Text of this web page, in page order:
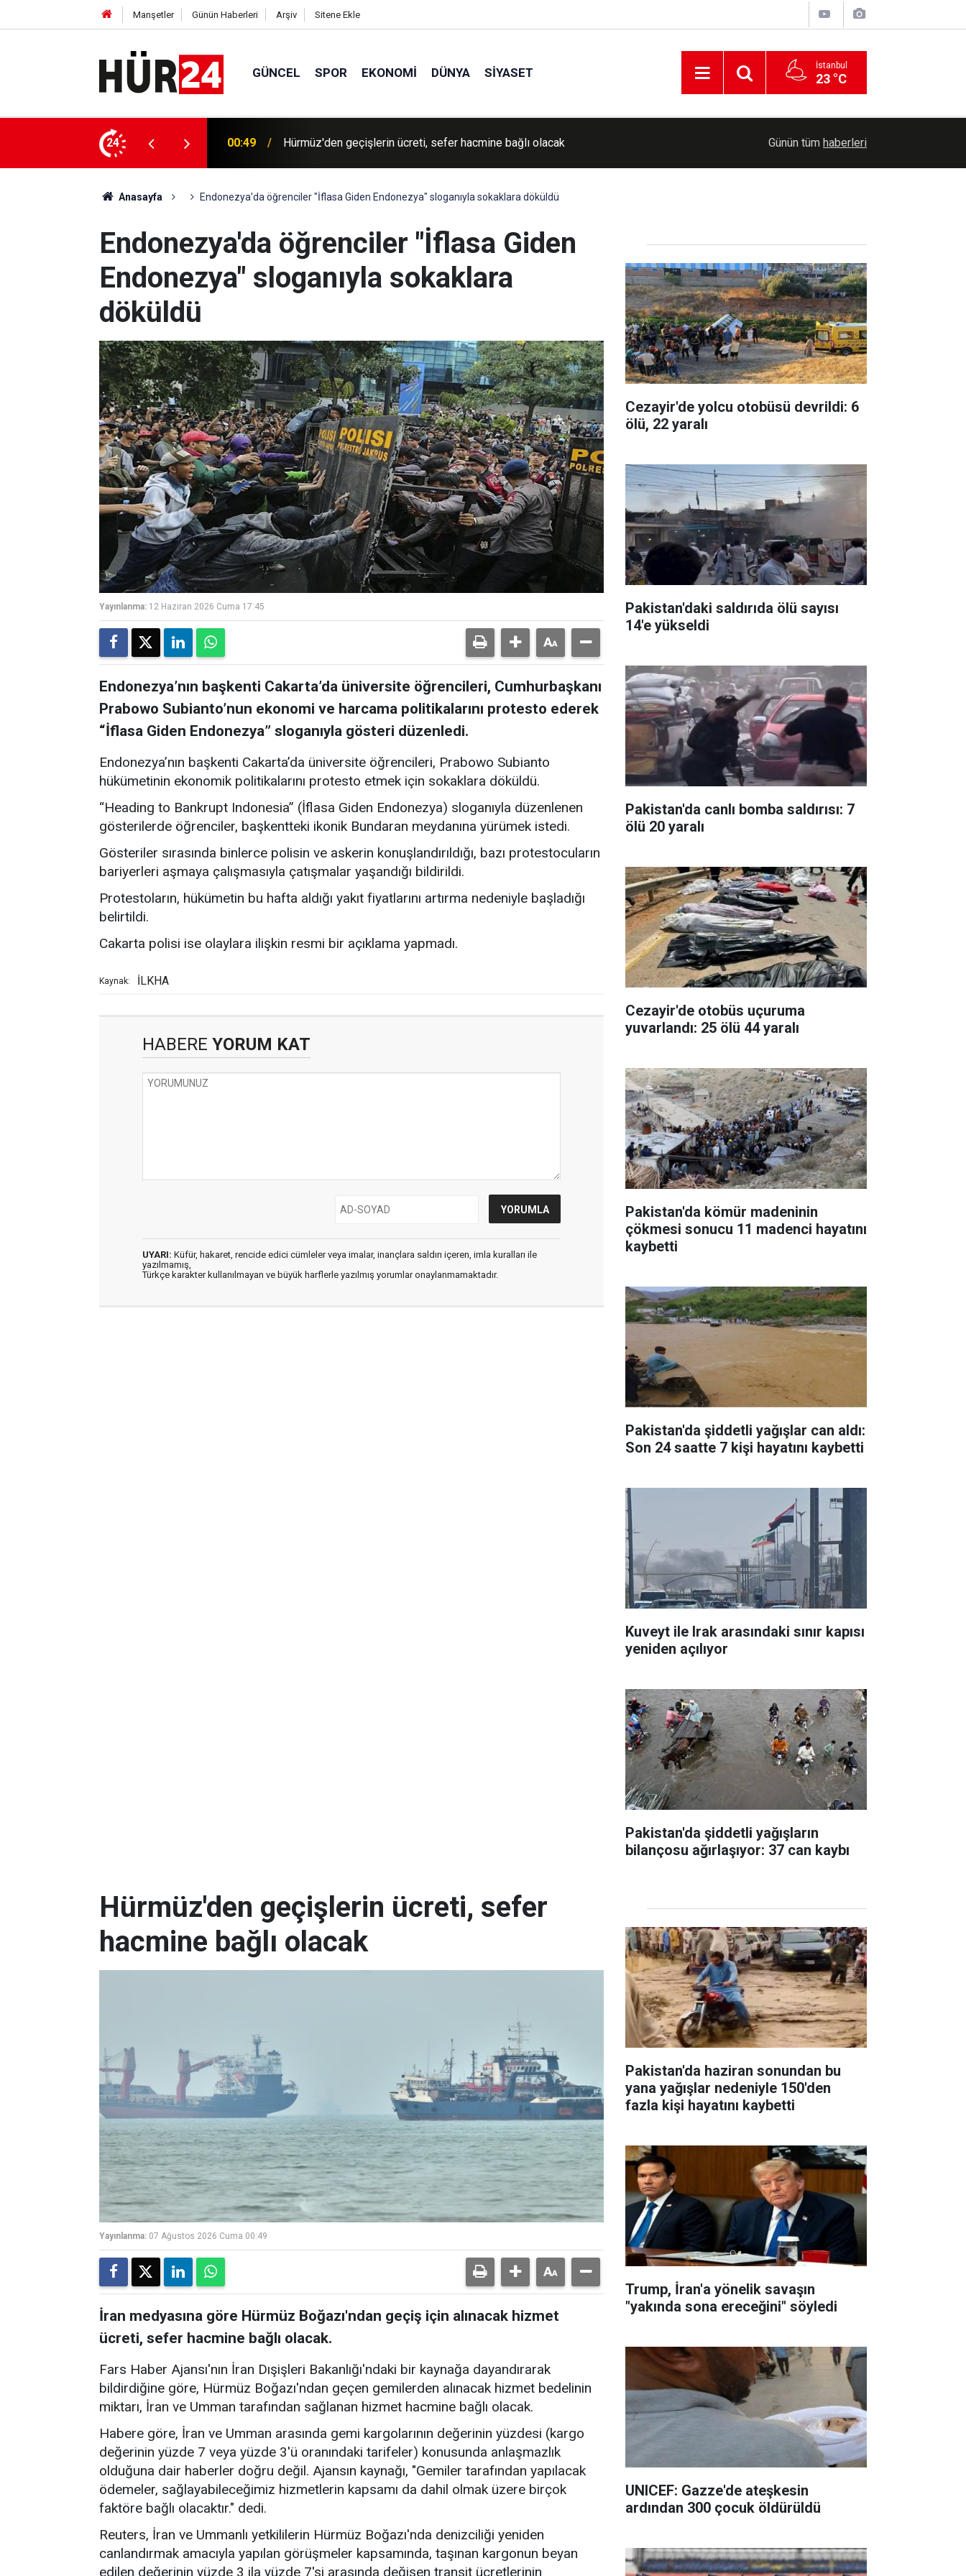
Manşetler Günün Haberleri Arşiv Sitene Ekle
GÜNCEL SPOR EKONOMI DÜNYA SIYASET İstanbul
23 °C
24 00:35 Trump, İran'a yönelik savaşın "yakında sona ereceğini" söyledi Cumhurbaşkanlığına Cevdet Yılmaz vekalet
Günün tüm haberleri
Anasayfa Endonezya'da öğrenciler "İflasa Giden Endonezya" sloganıyla sokaklara döküldü
Endonezya'da öğrenciler "İflasa Giden
Endonezya" sloganıyla sokaklara
döküldü
Yayınlanma: 12 Haziran 2026 Cuma 17:45
Endonezya’nın başkenti Cakarta’da üniversite öğrencileri, Cumhurbaşkanı
Prabowo Subianto’nun ekonomi ve harcama politikalarını protesto ederek
“İflasa Giden Endonezya” sloganıyla gösteri düzenledi.
Endonezya’nın başkenti Cakarta’da üniversite öğrencileri, Prabowo Subianto
hükümetinin ekonomik politikalarını protesto etmek için sokaklara döküldü.
“Heading to Bankrupt Indonesia” (İflasa Giden Endonezya) sloganıyla düzenlenen
gösterilerde öğrenciler, başkentteki ikonik Bundaran meydanına yürümek istedi.
Gösteriler sırasında binlerce polisin ve askerin konuşlandırıldığı, bazı protestocuların
bariyerleri aşmaya çalışmasıyla çatışmalar yaşandığı bildirildi.
Protestoların, hükümetin bu hafta aldığı yakıt fiyatlarını artırma nedeniyle başladığı
belirtildi.
Cakarta polisi ise olaylara ilişkin resmi bir açıklama yapmadı.
Kaynak: İLKHA
HABERE YORUM KAT
UYARI: Küfür, hakaret, rencide edici cümleler veya imalar, inançlara saldırı içeren, imla kuralları ile
yazılmamış,
Türkçe karakter kullanılmayan ve büyük harflerle yazılmış yorumlar onaylanmamaktadır.
Cezayir'de yolcu otobüsü devrildi: 6
ölü, 22 yaralı
Pakistan'daki saldırıda ölü sayısı
14'e yükseldi
Pakistan'da canlı bomba saldırısı: 7
ölü 20 yaralı
Cezayir'de otobüs uçuruma
yuvarlandı: 25 ölü 44 yaralı
Pakistan'da kömür madeninin
çökmesi sonucu 11 madenci hayatını
kaybetti
Pakistan'da şiddetli yağışlar can aldı:
Son 24 saatte 7 kişi hayatını kaybetti
Kuveyt ile Irak arasındaki sınır kapısı
yeniden açılıyor
Pakistan'da şiddetli yağışların
bilançosu ağırlaşıyor: 37 can kaybı
Hürmüz'den geçişlerin ücreti, sefer
hacmine bağlı olacak
Yayınlanma: 07 Ağustos 2026 Cuma 00:49
İran medyasına göre Hürmüz Boğazı'ndan geçiş için alınacak hizmet
ücreti, sefer hacmine bağlı olacak.
Fars Haber Ajansı'nın İran Dışişleri Bakanlığı'ndaki bir kaynağa dayandırarak
bildirdiğine göre, Hürmüz Boğazı'ndan geçen gemilerden alınacak hizmet bedelinin
miktarı, İran ve Umman tarafından sağlanan hizmet hacmine bağlı olacak.
Habere göre, İran ve Umman arasında gemi kargolarının değerinin yüzdesi (kargo
değerinin yüzde 7 veya yüzde 3'ü oranındaki tarifeler) konusunda anlaşmazlık
olduğuna dair haberler doğru değil. Ajansın kaynağı, "Gemiler tarafından yapılacak
ödemeler, sağlayabileceğimiz hizmetlerin kapsamı da dahil olmak üzere birçok
faktöre bağlı olacaktır." dedi.
Reuters, İran ve Ummanlı yetkililerin Hürmüz Boğazı'nda denizciliği yeniden
canlandırmak amacıyla yapılan görüşmeler kapsamında, taşınan kargonun beyan
edilen değerinin yüzde 3 ila yüzde 7'si arasında değişen transit ücretlerinin
Pakistan'da haziran sonundan bu
yana yağışlar nedeniyle 150'den
fazla kişi hayatını kaybetti
Trump, İran'a yönelik savaşın
"yakında sona ereceğini" söyledi
UNICEF: Gazze'de ateşkesin
ardından 300 çocuk öldürüldü